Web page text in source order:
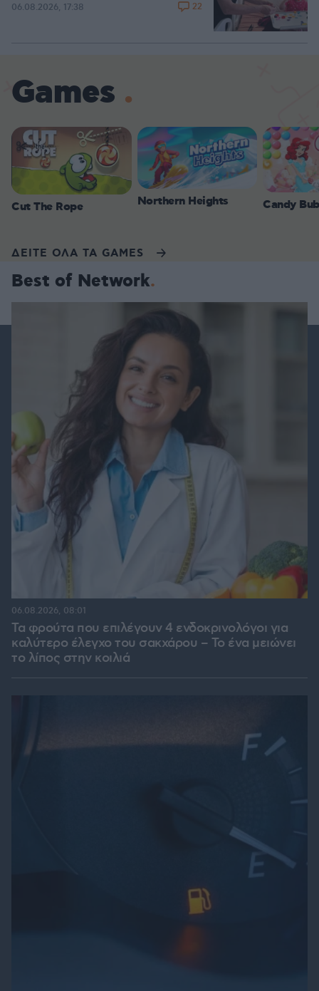
06.08.2026, 17:38 22
Games
Cut The Rope Northern Heights Candy
ΔΕΙΤΕ ΟΛΑ ΤΑ GAMES
Best of Network
Τα φρούτα που επιλέγουν 4 ενδοκρινολόγοι για
καλύτερο έλεγχο του σακχάρου – Το ένα μειώνει
το λίπος στην κοιλιά
06.08.2026, 08:01